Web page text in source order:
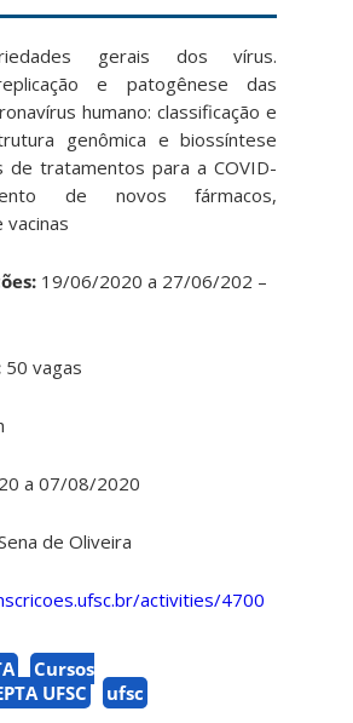
gerais dos vírus.
e patogênese das
humano: classificação e
genômica e biossíntese
de tratamentos para a COVID-
de novos fármacos,
19/06/2020 a 27/06/202 –
50 vagas
a 07/08/2020
de Oliveira
activities/4700
Cursos
UFSC ufsc